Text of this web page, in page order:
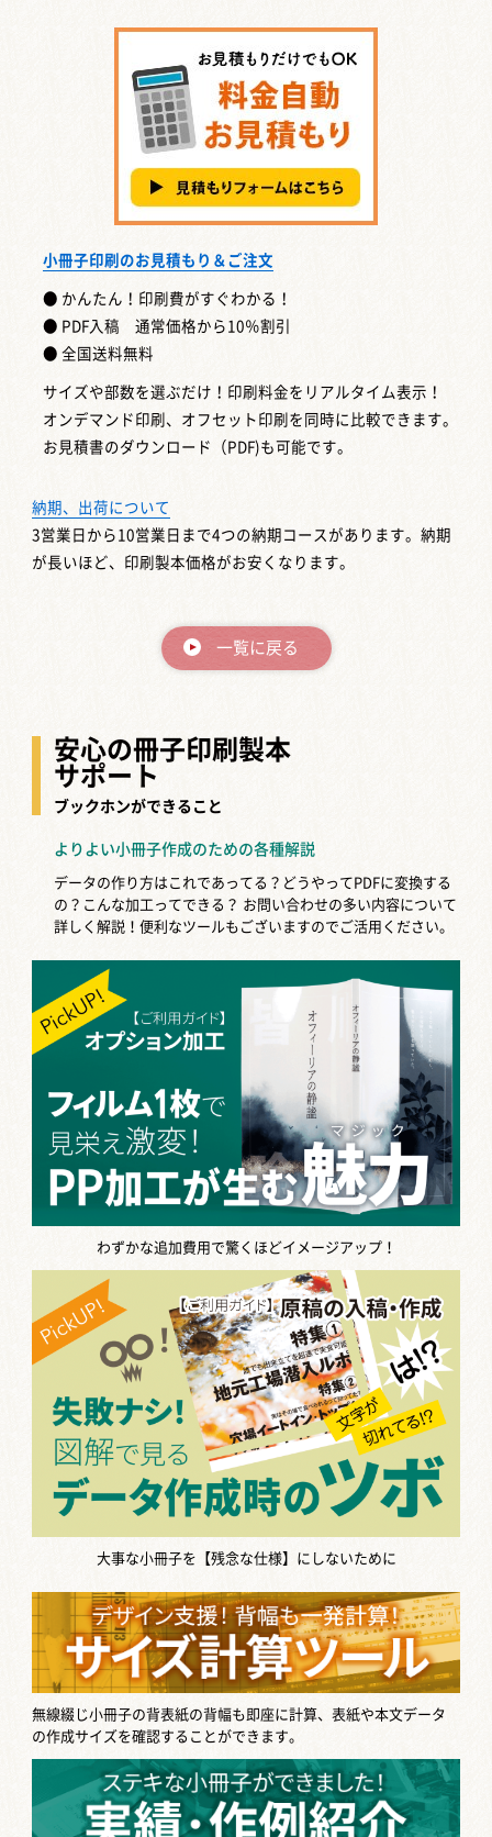
小冊子印刷のお見積もり＆ご注文
● かんたん！印刷費がすぐわかる！
● PDF入稿 通常価格から10％割引
● 全国送料無料
サイズや部数を選ぶだけ！印刷料金をリアルタイム表示！
オンデマンド印刷、オフセット印刷を同時に比較できます。
お見積書のダウンロード（PDF)も可能です。
納期、出荷について
3営業日から10営業日まで4つの納期コースがあります。納期
が長いほど、印刷製本価格がお安くなります。
一覧に戻る
安心の冊子印刷製本
サポート
ブックホンができること
よりよい小冊子作成のための各種解説
データの作り方はこれであってる？どうやってPDFに変換する
の？こんな加工ってできる？ お問い合わせの多い内容について
詳しく解説！便利なツールもございますのでご活用ください。
わずかな追加費用で驚くほどイメージアップ！
大事な小冊子を【残念な仕様】にしないために
無線綴じ小冊子の背表紙の背幅も即座に計算、表紙や本文データ
の作成サイズを確認することができます。